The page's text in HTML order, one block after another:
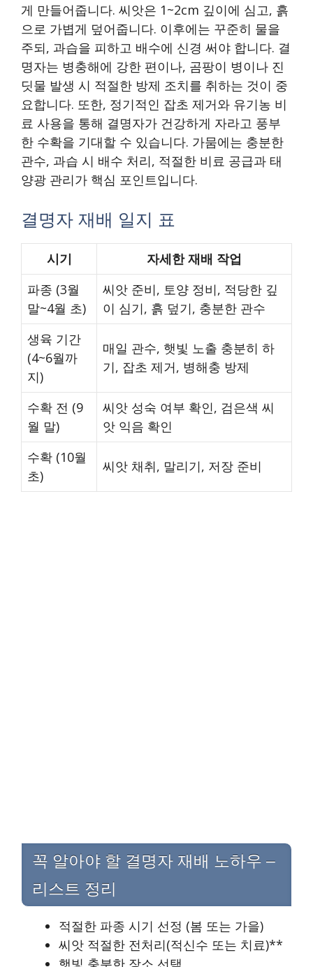
게 만들어줍니다. 씨앗은 1~2cm 깊이에 심고, 흙
으로 가볍게 덮어줍니다. 이후에는 꾸준히 물을
주되, 과습을 피하고 배수에 신경 써야 합니다. 결
명자는 병충해에 강한 편이나, 곰팡이 병이나 진
딧물 발생 시 적절한 방제 조치를 취하는 것이 중
요합니다. 또한, 정기적인 잡초 제거와 유기농 비
료 사용을 통해 결명자가 건강하게 자라고 풍부
한 수확을 기대할 수 있습니다. 가뭄에는 충분한
관수, 과습 시 배수 처리, 적절한 비료 공급과 태
양광 관리가 핵심 포인트입니다.
결명자 재배 일지 표
시기
자세한 재배 작업
파종 (3월
말~4월 초)
씨앗 준비, 토양 정비, 적당한 깊
이 심기, 흙 덮기, 충분한 관수
생육 기간
(4~6월까
지)
매일 관수, 햇빛 노출 충분히 하
기, 잡초 제거, 병해충 방제
수확 전 (9
월 말)
씨앗 성숙 여부 확인, 검은색 씨
앗 익음 확인
수확 (10월
초)
씨앗 채취, 말리기, 저장 준비
꼭 알아야 할 결명자 재배 노하우 –
리스트 정리
적절한 파종 시기 선정 (봄 또는 가을)
씨앗 적절한 전처리(적신수 또는 치료)**
햇빛 충분한 장소 선택